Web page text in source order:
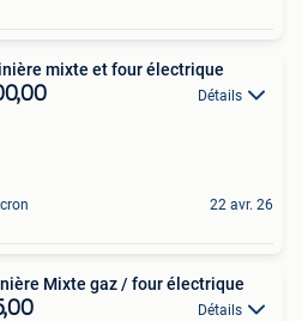
Cuisinière mixte et four électrique
Détails
22 avr. 26
Mixte gaz / four électrique
Détails